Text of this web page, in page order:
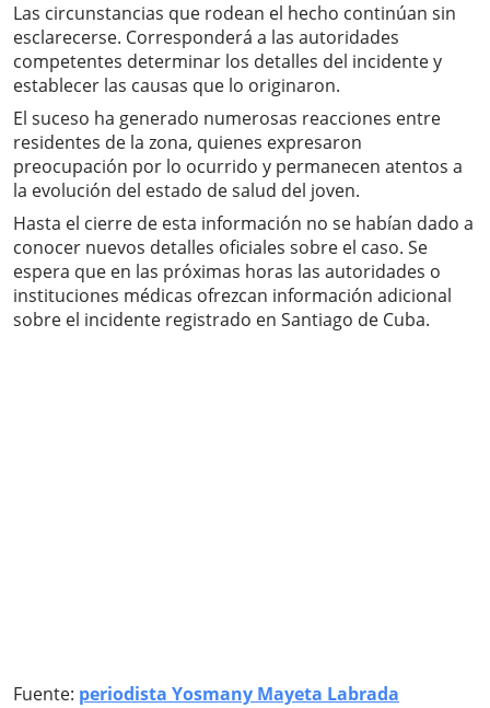
Las circunstancias que rodean el hecho continúan sin
esclarecerse. Corresponderá a las autoridades
competentes determinar los detalles del incidente y
establecer las causas que lo originaron.
El suceso ha generado numerosas reacciones entre
residentes de la zona, quienes expresaron
preocupación por lo ocurrido y permanecen atentos a
la evolución del estado de salud del joven.
Hasta el cierre de esta información no se habían dado a
conocer nuevos detalles oficiales sobre el caso. Se
espera que en las próximas horas las autoridades o
instituciones médicas ofrezcan información adicional
sobre el incidente registrado en Santiago de Cuba.
Fuente: periodista Yosmany Mayeta Labrada